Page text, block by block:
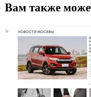
Вам также